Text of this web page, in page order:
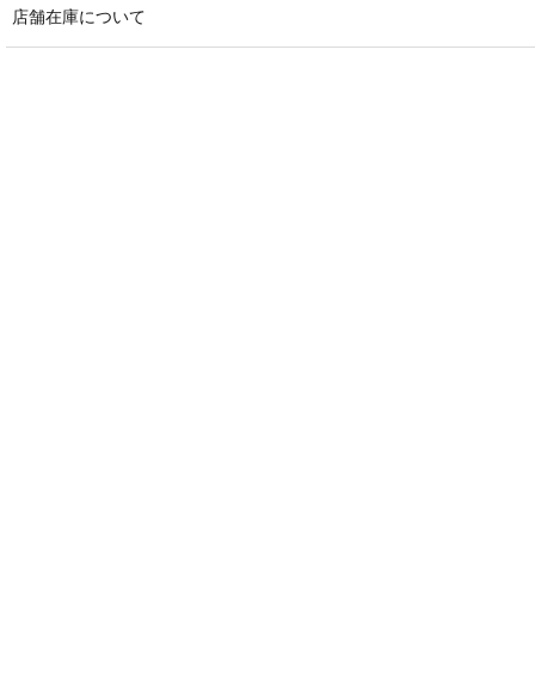
店舗在庫について